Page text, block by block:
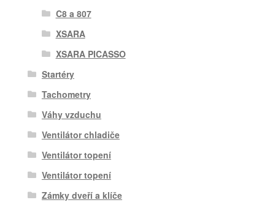
C8 a 807
XSARA
XSARA PICASSO
Startéry
Tachometry
Váhy vzduchu
Ventilátor chladiče
Ventilátor topení
Ventilátor topení
Zámky dveří a klíče